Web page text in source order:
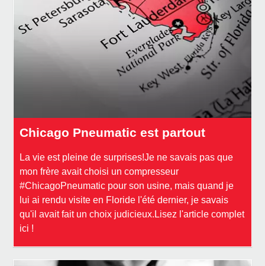
Chicago Pneumatic est partout
La vie est pleine de surprises!Je ne savais pas que
mon frère avait choisi un compresseur
#ChicagoPneumatic pour son usine, mais quand je
lui ai rendu visite en Floride l'été dernier, je savais
qu'il avait fait un choix judicieux.Lisez l'article complet
ici !